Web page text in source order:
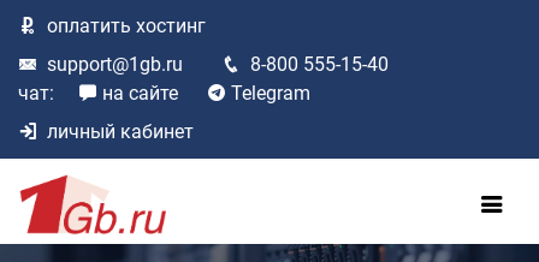
оплатить хостинг
support@1gb.ru
8-800 555-15-40
чат:
на сайте
Telegram
личный кабинет